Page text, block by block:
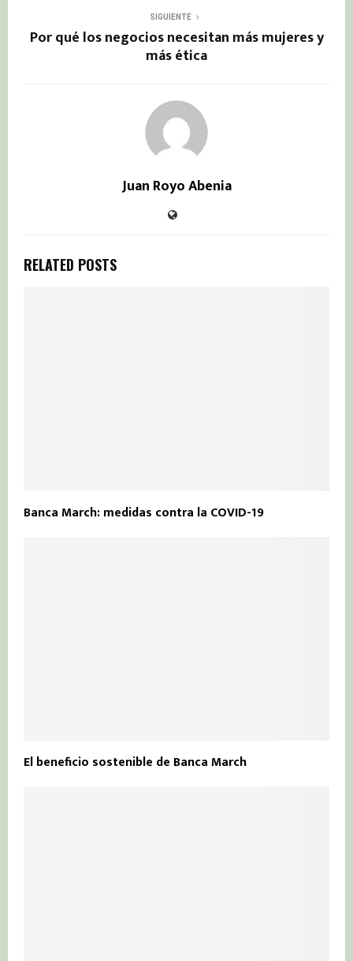
SIGUIENTE
Por qué los negocios necesitan más mujeres y
más ética
Juan Royo Abenia
RELATED POSTS
Banca March: medidas contra la COVID-19
El beneficio sostenible de Banca March